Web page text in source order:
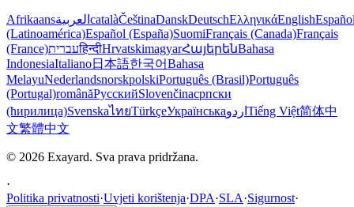
Afrikaansالعربية catalàČeštinaDanskDeutschΕλληνικάEnglish
(Latinoamérica)Español (España)SuomiFrançais (Canada)Français
(France)עבריתहिन्दीHrvatskimagyarՀայերենBahasa
IndonesiaItaliano日本語한국어Bahasa
MelayuNederlandsnorskpolskiPortuguês (Brasil)Português
(Portugal)românăРусскийSlovenčinaсрпски
(ћирилица)SvenskaไทยTürkçeУкраїнськаاردو Tiếng Việt简体中
文繁體中文
© 2026 Exayard. Sva prava pridržana.
·
Politika privatnosti·Uvjeti korištenja·DPA·SLA·Sigurnost·